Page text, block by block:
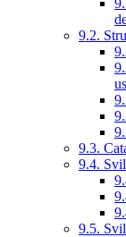
9.2.
9.3.
9.4.
9.5.